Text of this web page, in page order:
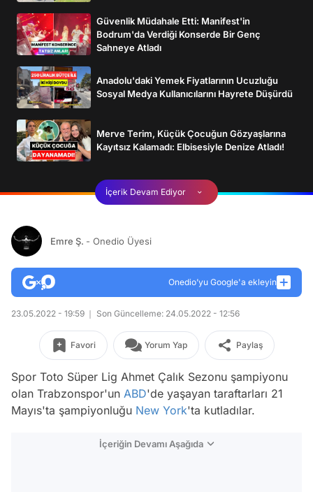
Güvenlik Müdahale Etti: Manifest'in
Bodrum'da Verdiği Konserde Bir Genç
Sahneye Atladı
Anadolu'daki Yemek Fiyatlarının Ucuzluğu
Sosyal Medya Kullanıcılarını Hayrete Düşürdü
Merve Terim, Küçük Çocuğun Gözyaşlarına
Kayıtsız Kalamadı: Elbisesiyle Denize Atladı!
İçerik Devam Ediyor
Emre Ş. - Onedio Üyesi
Onedio’yu Google'a ekleyin
23.05.2022 - 19:59 Son Güncelleme: 24.05.2022 - 12:56
Favori Yorum Yap Paylaş
Spor Toto Süper Lig Ahmet Çalık Sezonu şampiyonu
olan Trabzonspor'un ABD'de yaşayan taraftarları 21
Mayıs'ta şampiyonluğu New York'ta kutladılar.
İçeriğin Devamı Aşağıda